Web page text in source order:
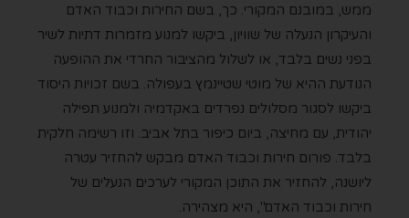
ממש, במובנם המקורי. כך, בשם החירות וכבוד האדם
והעיקרון הנעלה של שוויון, ביקשו למנוע מזמרות דתיות לשיר
בפני נשים בלבד, או לשלול מהציבור החרדי את ההופעה
הנודעת ההיא של מוטי שטיינמץ בעפולה. בשם זכויות היסוד
ביקשו לסגור מסלולים נפרדים באקדמיה ולמנוע תפילה
יהודית, עם מחיצה, ביום כיפור בתל אביב. וזו רשימה חלקית
בלבד. פורום חירות וכבוד האדם מבקש להחזיר עטרה
ליושנה, להחזיר את התוכן המקורי לערכים הנעלים של
חירות וכבוד האדם", היא מצהירה.